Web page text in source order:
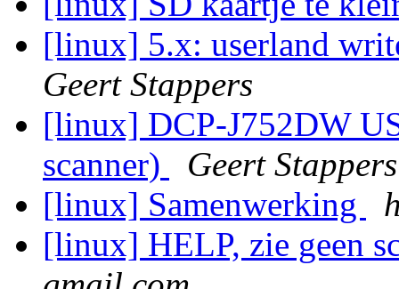
[linux] 5.x: userland
Geert Stappers
[linux] DCP-J752DW
scanner)
Geert Stappers
[linux] Samenwerking
[linux] HELP, zie geen